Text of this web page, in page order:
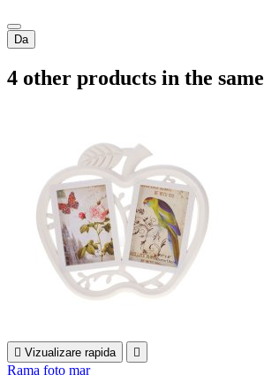
Da
4 other products in the
 Vizualizare rapida 
Rama foto mar